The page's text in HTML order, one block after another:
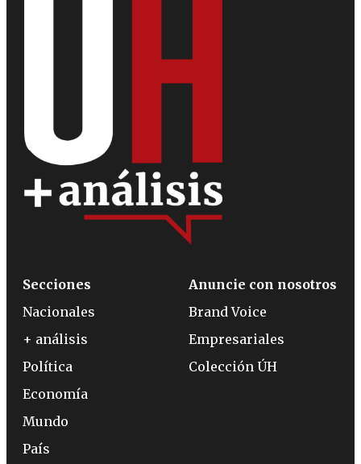
Secciones
Nacionales
+ análisis
Política
Economía
Mundo
País
Anuncie con nosotros
Brand Voice
Empresariales
Colección ÚH